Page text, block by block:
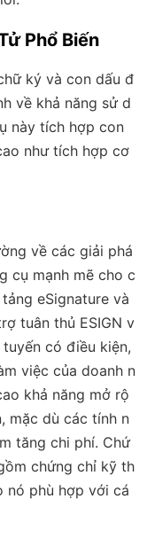
Phổ Biến
ký và con dấu đ
về khả năng sử d
này tích hợp con
như tích hợp cơ
về các giải phá
cụ mạnh mẽ cho c
eSignature và
tuân thủ ESIGN v
có điều kiện,
việc của doanh n
khả năng mở rộ
mặc dù các tính n
tăng chi phí. Chứ
chứng chỉ kỹ th
nó phù hợp với cá